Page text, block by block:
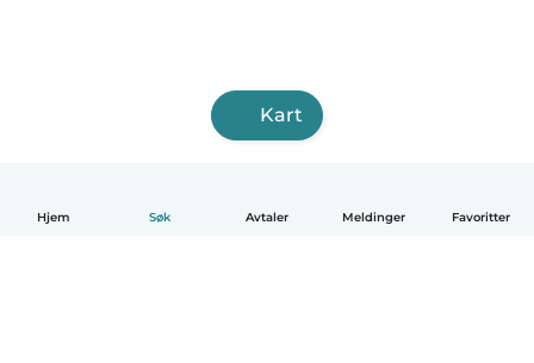
Hjem Søk Avtaler Meldinger Favoritter
Kart